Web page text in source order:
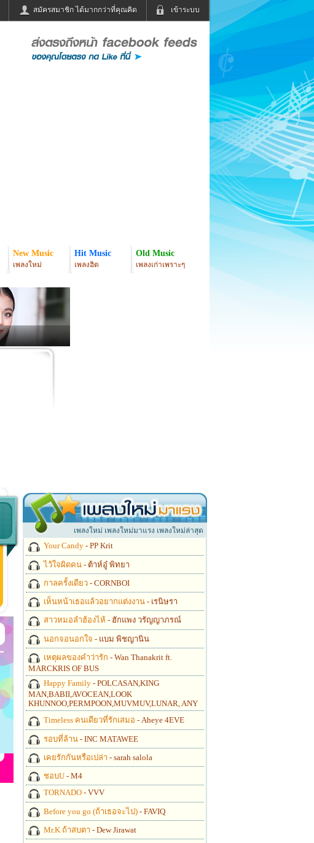
เข้าระบบ
สมัครสมาชิก ได้มากกว่าที่คุณคิด
ฟังวิทยุออนไลน์
Email
New Music
เพลงใหม่
Hit Music
เพลงฮิต
Old Music
เพลงเก่าเพราะๆ
เพลงใหม่ เพลงใหม่มาแรง เพลงใหม่ล่าสุด
Your Candy - PP Krit
ไว้ใจผิดคน - ต้าห์อู๋ พิทยา
กาลครั้งเดียว - CORNBOI
เห็นหน้าเธอแล้วอยากแต่งงาน - เรนิษรา
สาวหมอลำฮ้องไห้ - ฮักแพง วรัญญาภรณ์
นอกจอนอกใจ - แบม พิชญานิน
เหตุผลของคำว่ารัก - Wan Thanakrit ft.
MARCKRIS OF BUS
Happy Family - POLCASAN,KING
MAN,BABII,AVOCEAN,LOOK
KHUNNOO,PERMPOON,MUVMUV,LUNAR, ANY
Timeless คนเดียวที่รักเสมอ - Aheye 4EVE
รอบที่ล้าน - INC MATAWEE
เคยรักกันหรือเปล่า - sarah salola
ชอบU - M4
TORNADO - VVV
Before you go (ถ้าเธอจะไป) - FAVIQ
Mr.K ถ้าสบตา - Dew Jirawat